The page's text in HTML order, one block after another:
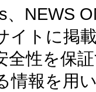
、NEWS
イトに掲
全性を保
情報を用